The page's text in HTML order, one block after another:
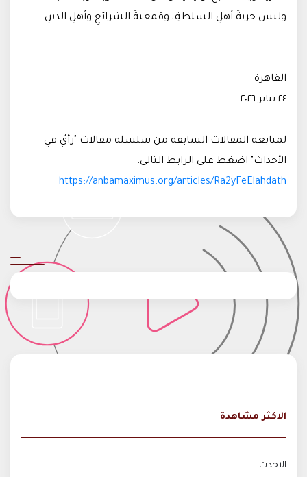
وليس حريةَ أهلِ السلطةِ، وقمعيةَ الشرائعِ وأهلِ الدينِ.
القاهرة
٢٤ يناير ٢٠٢٦
لمتابعة المقالات السابقة من سلسلة مقالات "رأيٌ في
الأحداث" اضغط على الرابط التالي:
https://anbamaximus.org/articles/Ra2yFeElahdath
الاكثر مشاهدة
الاحدث